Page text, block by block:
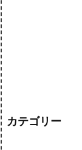
カテゴリー